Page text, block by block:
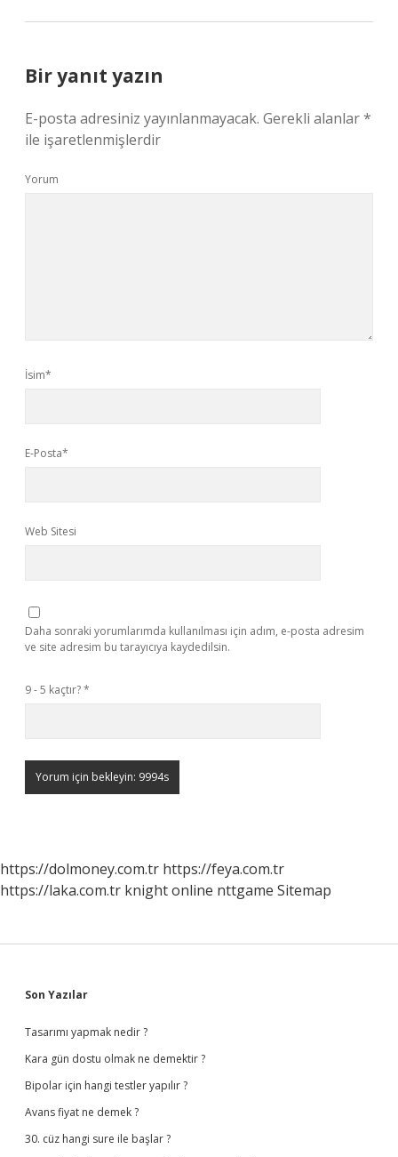
Bir yanıt yazın
E-posta adresiniz yayınlanmayacak. Gerekli alanlar*
ile işaretlenmişlerdir
Yorum
İsim*
E-Posta*
Web Sitesi
Daha sonraki yorumlarımda kullanılması için adım, e-posta adresim
ve site adresim bu tarayıcıya kaydedilsin.
9 - 5 kaçtır?*
https://dolmoney.com.tr https://feya.com.tr
https://laka.com.tr knight online nttgame Sitemap
Sidebar
Son Yazılar
Tasarımı yapmak nedir ?
Kara gün dostu olmak ne demektir ?
Bipolar için hangi testler yapılır ?
Avans fiyat ne demek ?
30. cüz hangi sure ile başlar ?